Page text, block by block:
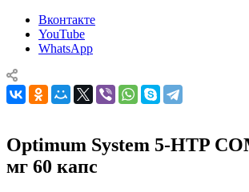
Вконтакте
YouTube
WhatsApp
Optimum System 5-HTP
мг 60 капс